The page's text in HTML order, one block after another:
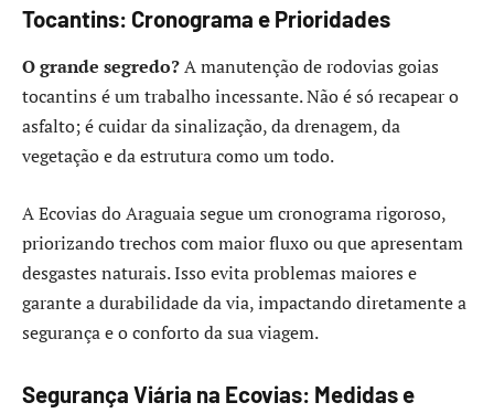
Tocantins: Cronograma e Prioridades
O grande segredo?A manutenção de rodovias goias
tocantins é um trabalho incessante. Não é só recapear o
asfalto; é cuidar da sinalização, da drenagem, da
vegetação e da estrutura como um todo.
A Ecovias do Araguaia segue um cronograma rigoroso,
priorizando trechos com maior fluxo ou que apresentam
desgastes naturais. Isso evita problemas maiores e
garante a durabilidade da via, impactando diretamente a
segurança e o conforto da sua viagem.
Segurança Viária na Ecovias: Medidas e